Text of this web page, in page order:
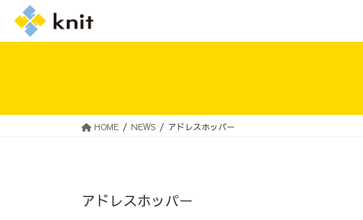
HOME NEWS アドレスホッパー
アドレスホッパー